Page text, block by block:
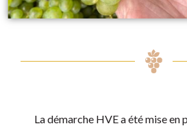
La démarche HVE a été mise en